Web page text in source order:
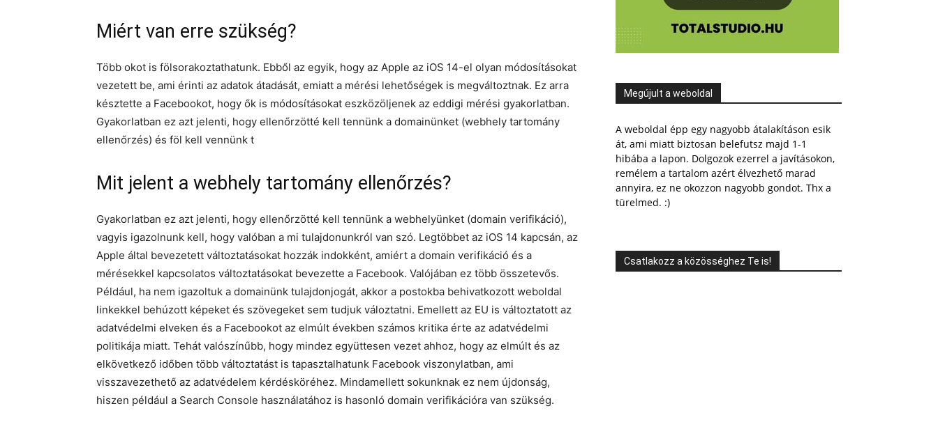
Miért van erre szükség?
Több okot is fölsorakoztathatunk. Ebből az egyik, hogy az Apple az iOS 14-el olyan módosításokat
vezetett be, ami érinti az adatok átadását, emiatt a mérési lehetőségek is megváltoztnak. Ez arra
késztette a Facebookot, hogy ők is módosításokat eszközöljenek az eddigi mérési gyakorlatban.
Gyakorlatban ez azt jelenti, hogy ellenőrzötté kell tennünk a domainünket (webhely tartomány
ellenőrzés) és föl kell vennünk t
Mit jelent a webhely tartomány ellenőrzés?
Gyakorlatban ez azt jelenti, hogy ellenőrzötté kell tennünk a webhelyünket (domain verifikáció),
vagyis igazolnunk kell, hogy valóban a mi tulajdonunkról van szó. Legtöbbet az iOS 14 kapcsán, az
Apple által bevezetett változtatásokat hozzák indokként, amiért a domain verifikáció és a
mérésekkel kapcsolatos változtatásokat bevezette a Facebook. Valójában ez több összetevős.
Például, ha nem igazoltuk a domainünk tulajdonjogát, akkor a postokba behivatkozott weboldal
linkekkel behúzott képeket és szövegeket sem tudjuk váloztatni. Emellett az EU is változtatott az
adatvédelmi elveken és a Facebookot az elmúlt években számos kritika érte az adatvédelmi
politikája miatt. Tehát valószínűbb, hogy mindez együttesen vezet ahhoz, hogy az elmúlt és az
elkövetkező időben több változtatást is tapasztalhatunk Facebook viszonylatban, ami
visszavezethető az adatvédelem kérdésköréhez. Mindamellett sokunknak ez nem újdonság,
hiszen például a Search Console használatához is hasonló domain verifikációra van szükség.
Megújult a weboldal
A weboldal épp egy nagyobb átalakításon esik
át, ami miatt biztosan belefutsz majd 1-1
hibába a lapon. Dolgozok ezerrel a javításokon,
remélem a tartalom azért élvezhető marad
annyira, ez ne okozzon nagyobb gondot. Thx a
türelmed. :)
Csatlakozz a közösséghez Te is!